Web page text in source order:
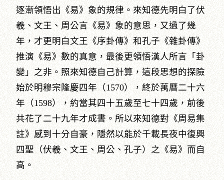
逐漸領悟出《易》象的規律。來知德先明白了伏
羲、文王、周公言《易》象的意思，又過了幾
年，才更明白文王《序卦傳》和孔子《雜卦傳》
推演《易》數的真意，最後更領悟漢人所言「卦
變」之非。照來知德自己計算，這段思想的探險
始於明穆宗隆慶四年（1570），終於萬曆二十六
年（1598），約當其四十五歲至七十四歲，前後
共花了二十九年才成書。所以來知德對《周易集
註》感到十分自豪，隱然以能於千載長夜中復興
四聖（伏羲、文王、周公、孔子）之《易》而自
高。